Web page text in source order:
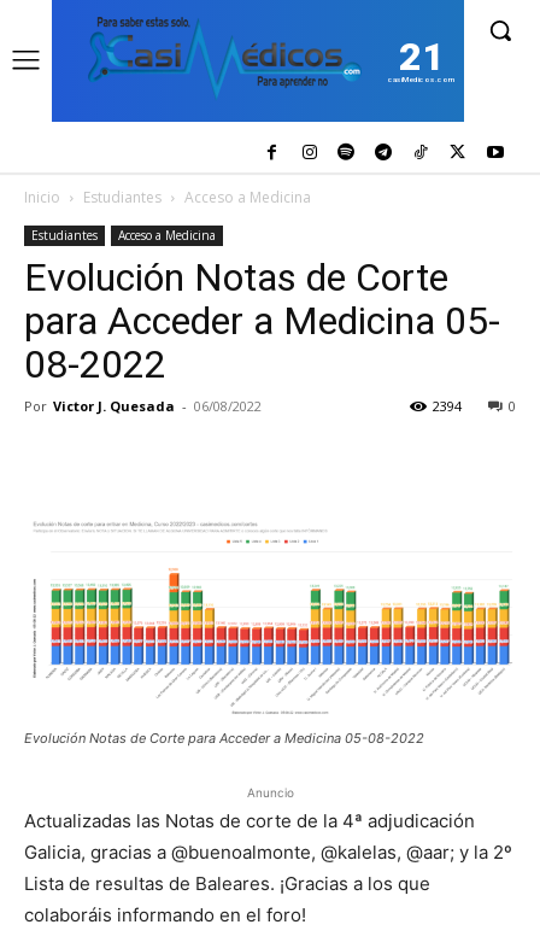
21
casiMedicos.com
Inicio Estudiantes Acceso a Medicina
Estudiantes Acceso a Medicina
Evolución Notas de Corte
para Acceder a Medicina 05-
08-2022
Por Victor J. Quesada - 06/08/2022 0
2394
Evolución Notas de Corte para Acceder a Medicina 05-08-2022
Anuncio
Actualizadas las Notas de corte de la 4ª adjudicación
Galicia, gracias a @buenoalmonte, @kalelas, @aar; y la 2º
Lista de resultas de Baleares. ¡Gracias a los que
colaboráis informando en el foro!